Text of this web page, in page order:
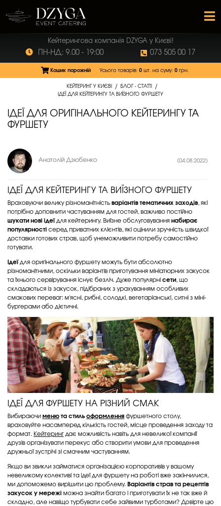
ПН-НД: 9.00 - 19:00 073 505 00 17
Кейтерингова компанія DZYGA у Києві!
Кошик порожній Усього товарів:0 шт. на суму:0 грн.
КЕЙТЕРИНГ У КИЄВІ / БЛОГ - СТАТТІ /
ІДЕЇ ДЛЯ КЕЙТЕРИНГУ ТА ВИЇЗНОГО ФУРШЕТУ
ІДЕЇ ДЛЯ ОРИГІНАЛЬНОГО КЕЙТЕРИНГУ ТА
ФУРШЕТУ
Анатолій Дзюбенко (04.08.2022)
ІДЕЇ ДЛЯ КЕЙТЕРИНГУ ТА ВИЇЗНОГО ФУРШЕТУ
Враховуючи велику різноманітність варіантів тематичних заходів, які
потрібно доповнити частуванням для гостей, важливо постійно
шукати нові ідеї для кейтерингу. Виїзне обслуговування набирає
популярності серед приватних клієнтів, які оцінили зручність швидкої
доставки готових страв, щоб унеможливити потребу самостійно
готувати.
Ідеї для оригінального фуршету можуть бути абсолютно
різноманітними, оскільки варіантів приготування мініатюрних закусок
та їхнього сервірування існує безліч. Дуже популярні сети, що
складаються із закусок, підібраних з урахуванням особливих
смакових переваг: м'ясні, рибні, солодкі, вегетаріанські, ситні з міні-
бургерами або дієтичні.
ІДЕЇ ДЛЯ ФУРШЕТУ НА РІЗНИЙ СМАК
Вибираючи меню та стиль оформлення фуршетного столу,
враховуйте насамперед кількість гостей, місце проведення заходу та
формат. Кейтеринг дає можливість навіть для невеликої компанії
друзів організувати перекус або створити умови для проведення
дружньої зустрічі зі смачним частуванням.
Якщо ви звикли займатися організацією корпоративів у вашому
невеликому колективі та ідеї для фуршету на роботі вже закінчилися,
ми допоможемо вирішити цю проблему. Варіантів страв та рецептів
закусок у мережі можна знайти багато і приготувати їх не так вже й
складно, але навіщо турбувати себе зайвими турботами? Довірте цю